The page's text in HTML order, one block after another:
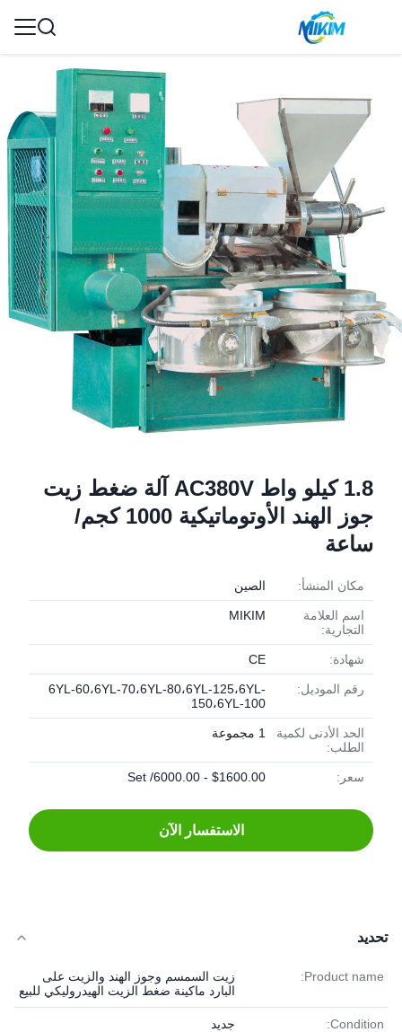
1.8 كيلو واط AC380V آلة ضغط زيت
جوز الهند الأوتوماتيكية 1000 كجم/
ساعة
مكان المنشأ: الصين
اسم العلامة
التجارية:
MIKIM
شهادة: CE
رقم الموديل:
6YL-60،6YL-70،6YL-80،6YL-125،6YL-
150،6YL-100
الحد الأدنى لكمية
الطلب:
1 مجموعة
سعر: $1600.00 - 6000.00/ Set
الاستفسار الآن
تحديد
Product name:
زيت السمسم وجوز الهند والزيت على
البارد ماكينة ضغط الزيت الهيدروليكي للبيع
Condition: جديد